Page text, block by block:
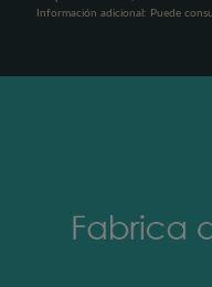
Información adicional: Puede